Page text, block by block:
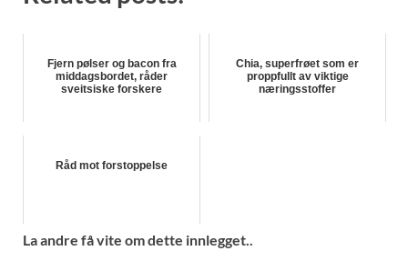
Fjern pølser og bacon fra
middagsbordet, råder
sveitsiske forskere
Chia, superfrøet som er
proppfullt av viktige
næringsstoffer
Råd mot forstoppelse
La andre få vite om dette innlegget..